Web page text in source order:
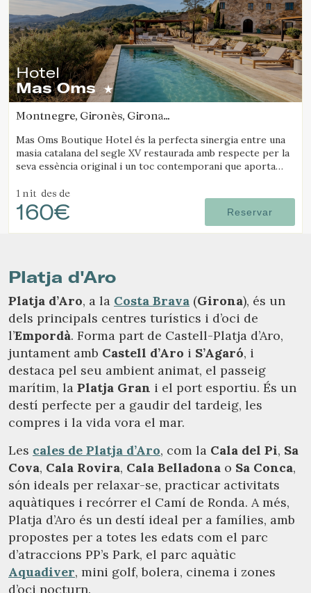
Hotel
Mas Oms
Montnegre, Gironès, Girona
Mas Oms Boutique Hotel és la perfecta sinergia entre una
masia catalana del segle XV restaurada amb respecte per la
seva essència original i un toc contemporani que aporta
Natural de les Gavarres, aquest hotel rural amb encant
ofereix calma absoluta i vistes espectaculars, garantint una
estada en plena connexió amb la natura a la Costa Brava.
L’hotel disposa de 6 habitacions decorades amb cura,
bicicletes i instal·lacions especialitzades per a ciclistes.
1 nit des de
160€ Reservar
Platja d'Aro
Platja d’Aro, a la Costa Brava (Girona), és un
dels principals centres turístics i d’oci de
l’Empordà. Forma part de Castell-Platja d’Aro,
juntament amb Castell d’Aro i S’Agaró, i
destaca pel seu ambient animat, el passeig
marítim, la Platja Gran i el port esportiu. És un
destí perfecte per a gaudir del tardeig, les
compres i la vida vora el mar.
Les cales de Platja d’Aro, com la Cala del Pi, Sa
Cova, Cala Rovira, Cala Belladona o Sa Conca,
són ideals per relaxar-se, practicar activitats
aquàtiques i recórrer el Camí de Ronda. A més,
Platja d’Aro és un destí ideal per a famílies, amb
propostes per a totes les edats com el parc
d’atraccions PP’s Park, el parc aquàtic
Aquadiver, mini golf, bolera, cinema i zones
d’oci nocturn.